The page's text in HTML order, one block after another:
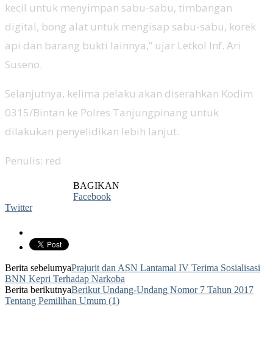
kecil untuk menyimpan sabu-sabu, timbangan
digital, bong alat untuk mengisap sabu-sabu, korek
api dan barang bukti lainnya,” ujar Letkol Inf. Ari
Suseno.
Selanjutnya, kelima pelaku akan diserahkan Kodim
0315/Bintan ke Polres Tanjungpinang untuk
dilakukan penyelidikan lebih lanjut.
Penulis: red
BAGIKAN
Facebook
Twitter
Berita sebelumyaPrajurit dan ASN Lantamal IV Terima Sosialisasi
BNN Kepri Terhadap Narkoba
Berita berikutnyaBerikut Undang-Undang Nomor 7 Tahun 2017
Tentang Pemilihan Umum (1)